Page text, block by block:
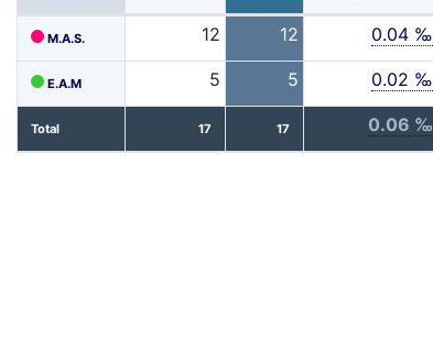
M.A.S. 12 12 0.04 ‰
E.A.M 5 5 0.02 ‰
Total 17 17 0.06 ‰